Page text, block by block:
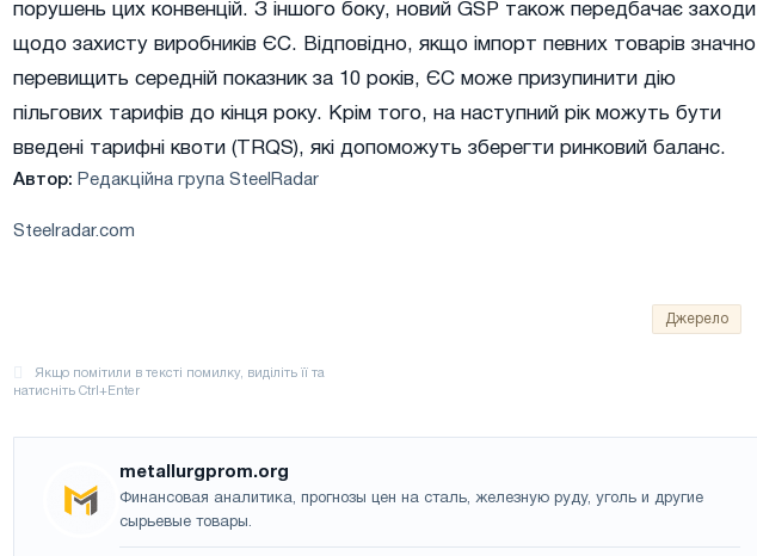
порушень цих конвенцій. З іншого боку, новий GSP також передбачає заходи
щодо захисту виробників ЄС. Відповідно, якщо імпорт певних товарів значно
перевищить середній показник за 10 років, ЄС може призупинити дію
пільгових тарифів до кінця року. Крім того, на наступний рік можуть бути
введені тарифні квоти (TRQS), які допоможуть зберегти ринковий баланс.
Автор: Редакційна група SteelRadar
Steelradar.com
Джерело
metallurgprom.org
Финансовая аналитика, прогнозы цен на сталь, железную руду, уголь и другие
сырьевые товары.